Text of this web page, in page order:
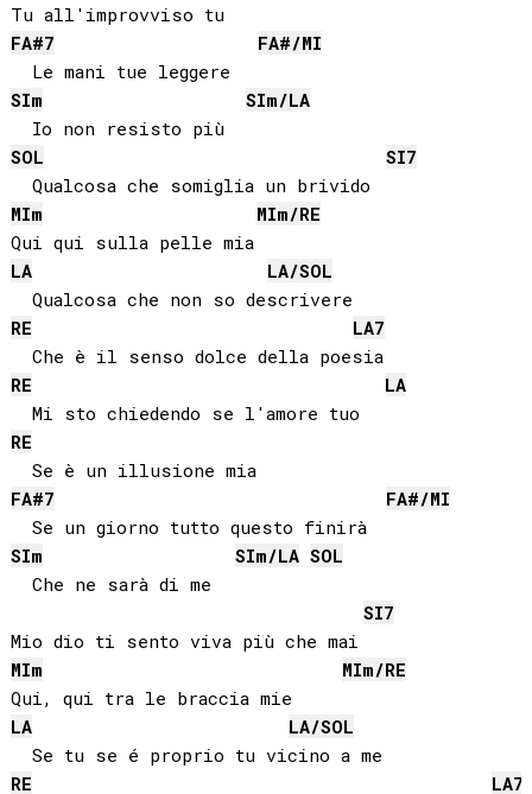
FA#7 FA#/MI
SIm SIm/LA
SOL
SI7
MIm MIm/RE
Qui qui sulla pelle mia
LA
LA/SOL
RE
LA7
  Che è il senso dolce della poesia
RE
LA
RE
  Se è un illusione mia
FA#7 FA#/MI
  Se un giorno tutto questo finirà
SIm SIm/LA SOL
  Che ne sarà di me
SI7
MIm MIm/RE
LA
LA/SOL
RE
LA7